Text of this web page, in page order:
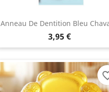
Anneau De Dentition Bleu
3,95 €